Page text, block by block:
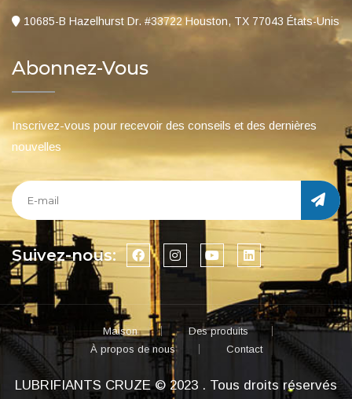
10685-B Hazelhurst Dr. #33722 Houston, TX 77043 États-Unis
Abonnez-Vous
Inscrivez-vous pour recevoir des conseils et des dernières
nouvelles
Suivez-nous:
Maison
Des produits
À propos de nous
Contact
LUBRIFIANTS CRUZE © 2023 . Tous droits réservés